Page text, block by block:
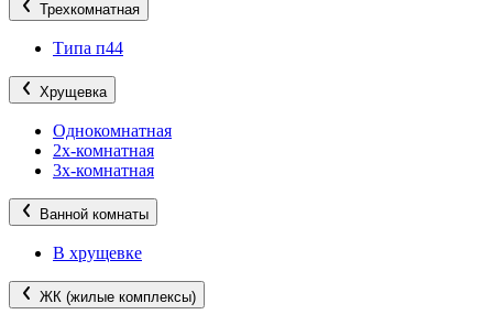
Трехкомнатная
Типа п44
Хрущевка
Однокомнатная
2х-комнатная
3х-комнатная
Ванной комнаты
В хрущевке
ЖК (жилые комплексы)